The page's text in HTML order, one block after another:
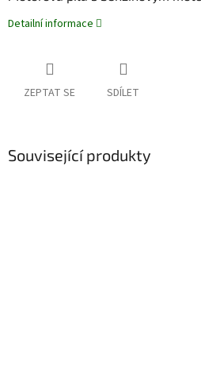
Detailní informace
ZEPTAT SE SDÍLET
Související produkty